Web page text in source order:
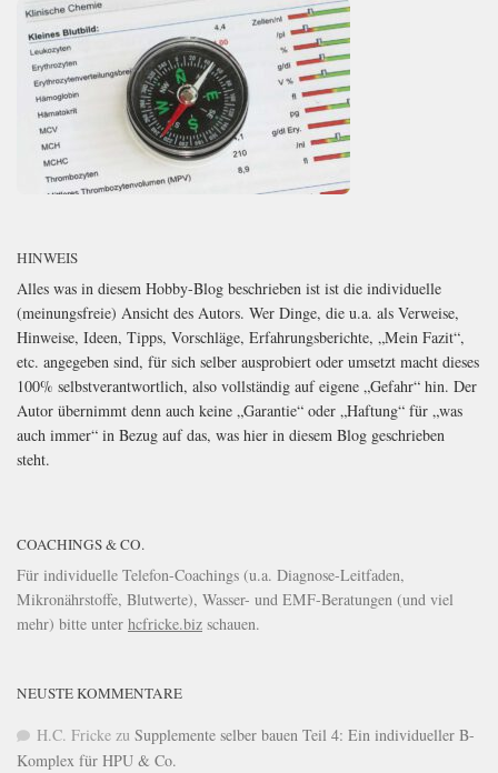
HINWEIS
Alles was in diesem Hobby-Blog beschrieben ist ist die individuelle
(meinungsfreie) Ansicht des Autors. Wer Dinge, die u.a. als Verweise,
Hinweise, Ideen, Tipps, Vorschläge, Erfahrungsberichte, „Mein Fazit“,
etc. angegeben sind, für sich selber ausprobiert oder umsetzt macht dieses
100% selbstverantwortlich, also vollständig auf eigene „Gefahr“ hin. Der
Autor übernimmt denn auch keine „Garantie“ oder „Haftung“ für „was
auch immer“ in Bezug auf das, was hier in diesem Blog geschrieben
steht.
COACHINGS & CO.
Für individuelle Telefon-Coachings (u.a. Diagnose-Leitfaden,
Mikronährstoffe, Blutwerte), Wasser- und EMF-Beratungen (und viel
mehr) bitte unter hcfricke.biz schauen.
NEUSTE KOMMENTARE
H.C. Fricke zu Supplemente selber bauen Teil 4: Ein individueller B-
Komplex für HPU & Co.